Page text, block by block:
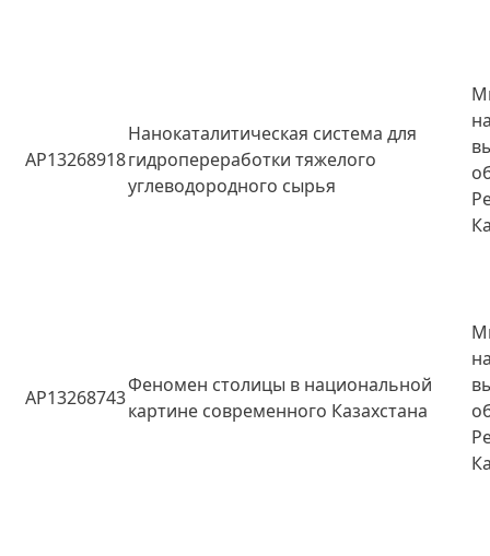
AP13268918
Нанокаталитическая система для
гидропереработки тяжелого
углеводородного сырья
AP13268743
Феномен столицы в национальной
картине современного Казахстана